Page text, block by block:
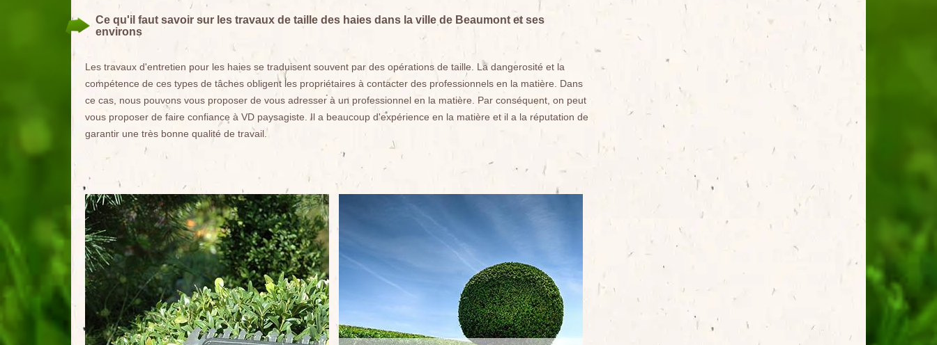
Ce qu'il faut savoir sur les travaux de taille des haies dans la ville de Beaumont et ses
environs
Les travaux d'entretien pour les haies se traduisent souvent par des opérations de taille. La dangerosité et la
compétence de ces types de tâches obligent les propriétaires à contacter des professionnels en la matière. Dans
ce cas, nous pouvons vous proposer de vous adresser à un professionnel en la matière. Par conséquent, on peut
vous proposer de faire confiance à VD paysagiste. Il a beaucoup d'expérience en la matière et il a la réputation de
garantir une très bonne qualité de travail.